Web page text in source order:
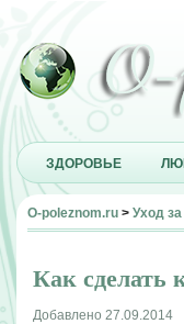
ЗДОРОВЬЕ
O-poleznom.ru > Уход
Как сделать
Добавлено 27.09.2014